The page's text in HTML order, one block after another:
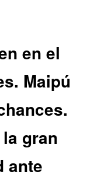
en el
Maipú
gran
ante